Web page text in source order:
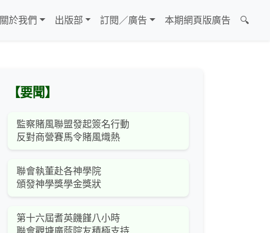
關於我們 出版部 訂閱／廣告 本期網頁版廣告 🔍
【要聞】
監察賭風聯盟發起簽名行動
反對商營賽馬令賭風熾熱
聯會執董赴各神學院
頒發神學獎學金獎狀
第十六屆耆英饑饉八小時